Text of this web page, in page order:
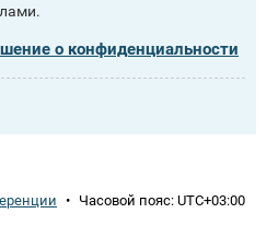
о конфиденциальности
• Часовой пояс: UTC+03:00